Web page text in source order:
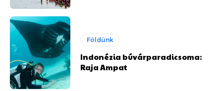
Földünk
Indonézia búvárparadicsoma:
Raja Ampat